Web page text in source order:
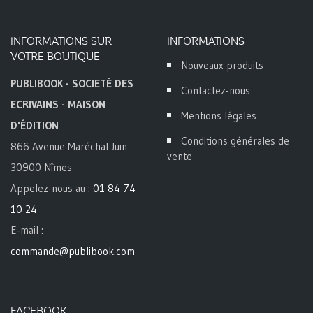
INFORMATIONS SUR
VOTRE BOUTIQUE
PUBLIBOOK - SOCIETÉ DES
ECRIVAINS - MAISON
D'ÉDITION
866 Avenue Maréchal Juin
30900 Nîmes
Appelez-nous au : 01 84 74
10 24
E-mail :
commande@publibook.com
INFORMATIONS
Nouveaux produits
Contactez-nous
Mentions légales
Conditions générales de
vente